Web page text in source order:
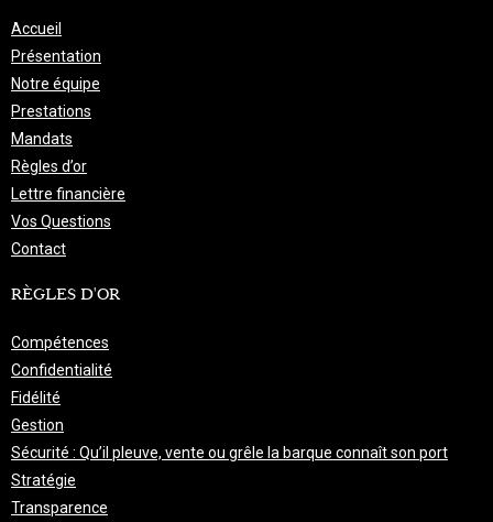
Accueil
Présentation
Notre équipe
Prestations
Mandats
Règles d’or
Lettre financière
Vos Questions
Contact
RÈGLES D'OR
Compétences
Confidentialité
Fidélité
Gestion
Sécurité : Qu’il pleuve, vente ou grêle la barque connaît son port
Stratégie
Transparence